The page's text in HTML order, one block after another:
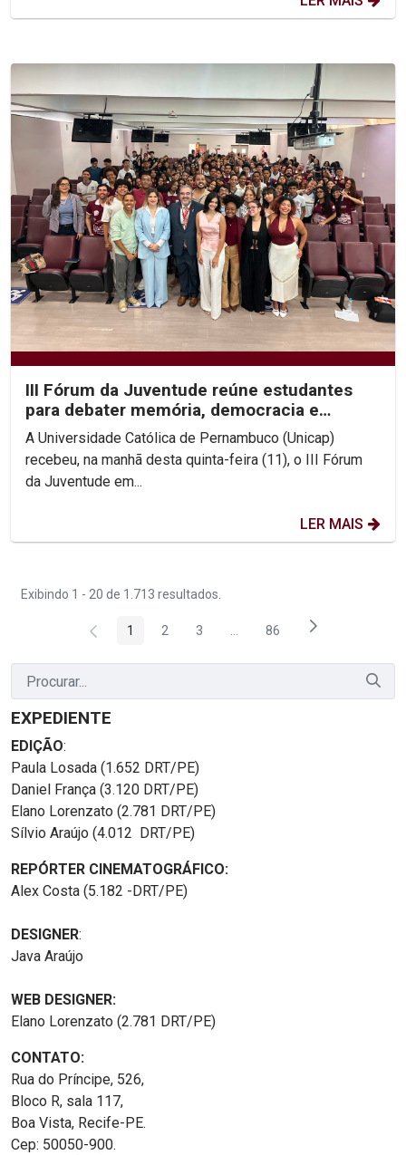
III Fórum da Juventude reúne estudantes
para debater memória, democracia e
direitos humanos na...
A Universidade Católica de Pernambuco (Unicap)
recebeu, na manhã desta quinta-feira (11), o III Fórum
da Juventude em...
LER MAIS
Exibindo 1 - 20 de 1.713 resultados.
Página
1 Página
2 Página
3 Páginas intermediárias Usar
Página
86
EXPEDIENTE
EDIÇÃO:
Paula Losada (1.652 DRT/PE)
Daniel França (3.120 DRT/PE)
Elano Lorenzato (2.781 DRT/PE)
Sílvio Araújo (4.012 DRT/PE)
REPÓRTER CINEMATOGRÁFICO:
Alex Costa (5.182 -DRT/PE)
DESIGNER:
Java Araújo
WEB DESIGNER:
Elano Lorenzato (2.781 DRT/PE)
CONTATO:
Rua do Príncipe, 526,
Bloco R, sala 117,
Boa Vista, Recife-PE.
Cep: 50050-900.